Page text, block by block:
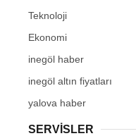
Teknoloji
Ekonomi
inegöl haber
inegöl altın fiyatları
yalova haber
SERVİSLER